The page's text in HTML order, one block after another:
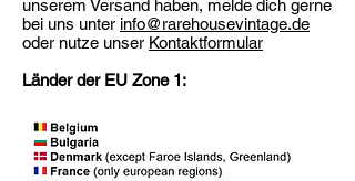
unserem Versand haben, melde dich gerne
bei uns unter info@rarehousevintage.de
oder nutze unser Kontaktformular
Länder der EU Zone 1: